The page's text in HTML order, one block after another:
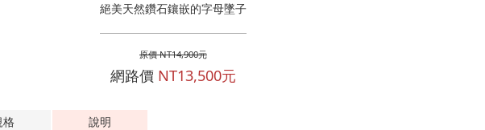
絕美天然鑽石鑲嵌的字母墜子
原價 NT14,900元
網路價 NT13,500元
格 說明